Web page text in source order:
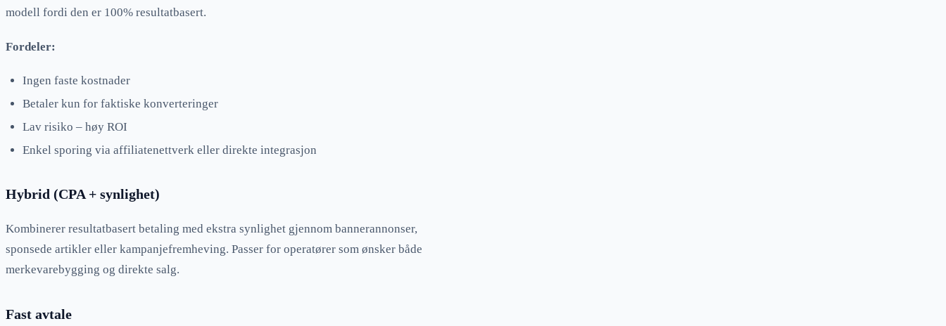
modell fordi den er 100% resultatbasert.
Fordeler:
Ingen faste kostnader
Betaler kun for faktiske konverteringer
Lav risiko – høy ROI
Enkel sporing via affiliatenettverk eller direkte integrasjon
Hybrid (CPA + synlighet)
Kombinerer resultatbasert betaling med ekstra synlighet gjennom bannerannonser,
sponsede artikler eller kampanjefremheving. Passer for operatører som ønsker både
merkevarebygging og direkte salg.
Fast avtale